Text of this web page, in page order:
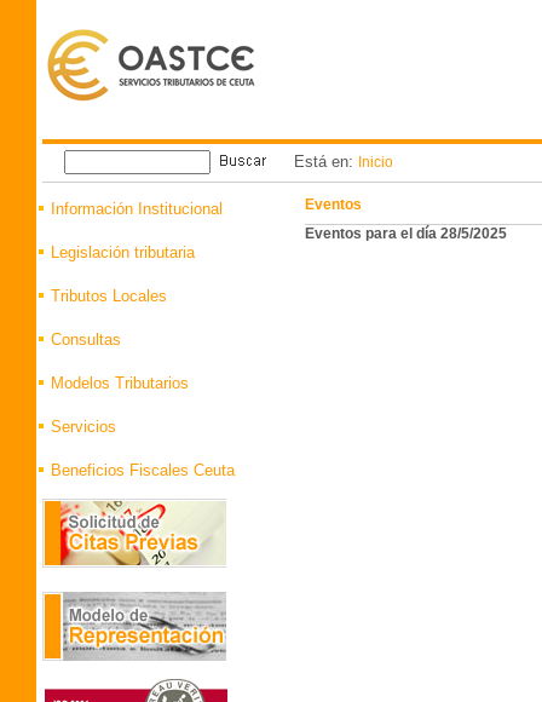
Está en: Inicio
Información Institucional
Legislación tributaria
Tributos Locales
Consultas
Modelos Tributarios
Servicios
Beneficios Fiscales Ceuta
Eventos
Eventos para el día 28/5/2025